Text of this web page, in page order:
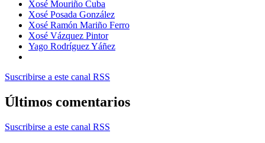
Xosé Mouriño Cuba
Xosé Posada González
Xosé Ramón Mariño Ferro
Xosé Vázquez Pintor
Yago Rodríguez Yáñez
Suscribirse a este canal RSS
Últimos comentarios
Suscribirse a este canal RSS